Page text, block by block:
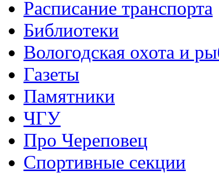
Расписание транспорта
Библиотеки
Вологодская охота и
Газеты
Памятники
ЧГУ
Про Череповец
Спортивные секции